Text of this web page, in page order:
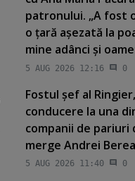
patronului. „A fost
o ţară aşezată la
mine adânci şi
5 AUG 2026 12:16 0
Fostul şef al
conducere la una
companii de pariuri
merge Andrei
5 AUG 2026 11:40 0